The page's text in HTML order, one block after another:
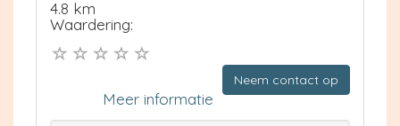
4.8 km
Waardering:
Neem contact op
Meer informatie